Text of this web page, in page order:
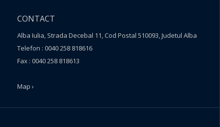
CONTACT
Alba Iulia, Strada Decebal 11, Cod Postal 510093, Judetul Alba
Telefon : 0040 258 818616
Fax : 0040 258 818613
Map ›